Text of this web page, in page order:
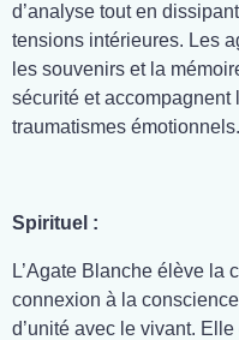
d’analyse tout en
tensions intérieures. Les
les souvenirs et la
sécurité et accompagnent
traumatismes émotionnels.
Spirituel :
L’Agate Blanche élève la
connexion à la
d’unité avec le vivant.